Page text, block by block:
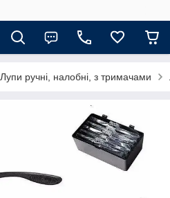
Лупи ручні, налобні, з тримачами